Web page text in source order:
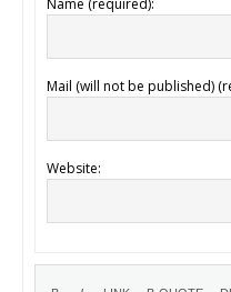
Name (required):
Mail (will not be published)
Website: